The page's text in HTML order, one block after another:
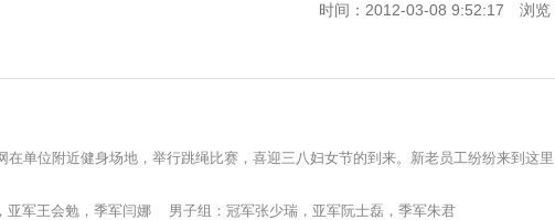
时间：2012-03-08 9:52:17 浏览
单位附近健身场地，举行跳绳比赛，喜迎三八妇女节的到来。新老员工纷纷来到这
军王会勉，季军闫娜 男子组：冠军张少瑞，亚军阮士磊，季军朱君